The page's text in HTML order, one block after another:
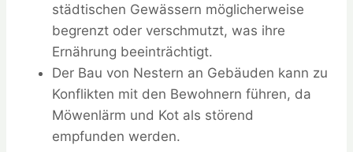
städtischen Gewässern möglicherweise
begrenzt oder verschmutzt, was ihre
Ernährung beeinträchtigt.
Der Bau von Nestern an Gebäuden kann zu
Konflikten mit den Bewohnern führen, da
Möwenlärm und Kot als störend
empfunden werden.